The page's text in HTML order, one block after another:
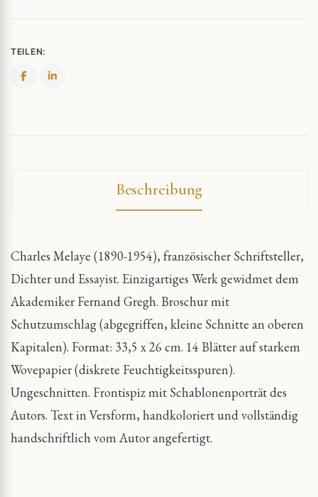
TEILEN:
Beschreibung
Charles Melaye (1890-1954), französischer Schriftsteller,
Dichter und Essayist. Einzigartiges Werk gewidmet dem
Akademiker Fernand Gregh. Broschur mit
Schutzumschlag (abgegriffen, kleine Schnitte an oberen
Kapitalen). Format: 33,5 x 26 cm. 14 Blätter auf starkem
Wovepapier (diskrete Feuchtigkeitsspuren).
Ungeschnitten. Frontispiz mit Schablonenporträt des
Autors. Text in Versform, handkoloriert und vollständig
handschriftlich vom Autor angefertigt.